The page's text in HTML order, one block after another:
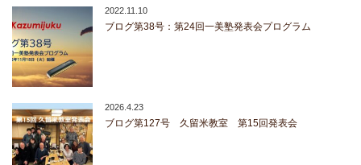
2022.11.10
ブログ第38号：第24回一美塾発表会プログラム
2026.4.23
ブログ第127号 久留米教室 第15回発表会